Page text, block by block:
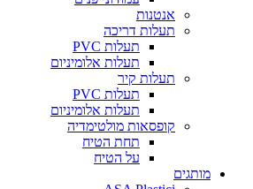
אנטנות
תעלות דריכה
תעלות PVC
תעלות אלומיניום
תעלות קיר
תעלות PVC
תעלות אלומיניום
קופסאות מולטימדיה
תחת הטיח
על הטיח
מותגים